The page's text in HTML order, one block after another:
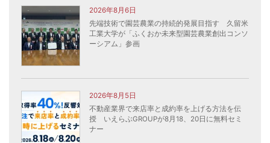
2026年8月6日
先端技術で園芸農業の持続的発展目指す 久留米
工業大学が「ふくおか未来型園芸農業創出コンソ
ーシアム」参画
2026年8月5日
不動産業界で来店率と成約率を上げる方法を伝
授 いえらぶGROUPが8月18、20日に無料セミ
ナー